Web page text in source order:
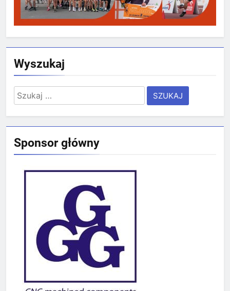
Wyszukaj
Szukaj:
Sponsor główny